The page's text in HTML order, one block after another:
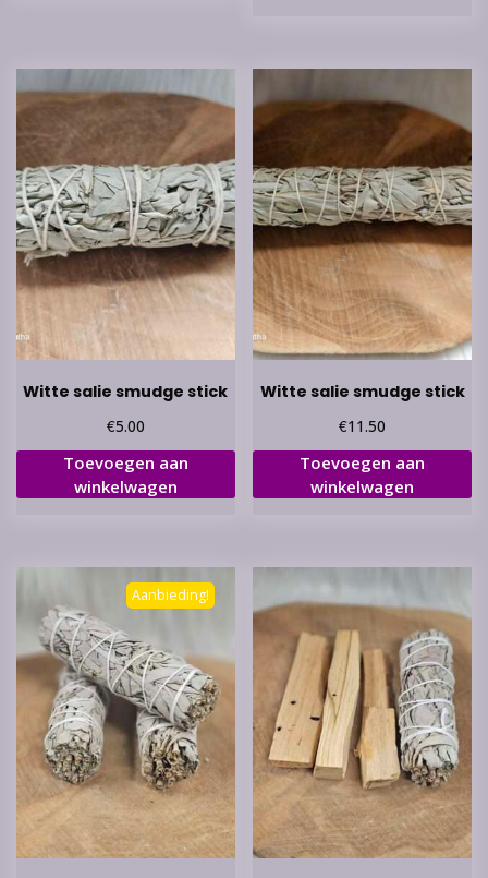
Witte salie smudge stick
€5.00
Toevoegen aan
winkelwagen
Witte salie smudge stick
€11.50
Toevoegen aan
winkelwagen
Aanbieding!